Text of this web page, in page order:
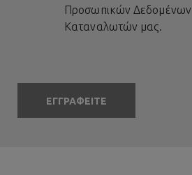
Προσωπικών Δεδομένων
Καταναλωτών μας.
ΕΓΓΡΑΦΕΙΤΕ